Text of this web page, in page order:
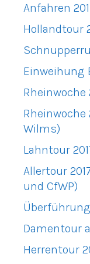
Anfahren
Hollandtour
Einweihung
Rheinwoche
Rheinwoche
Wilms)
Lahntour
Allertour
und CfWP)
Damentour
Herrentour